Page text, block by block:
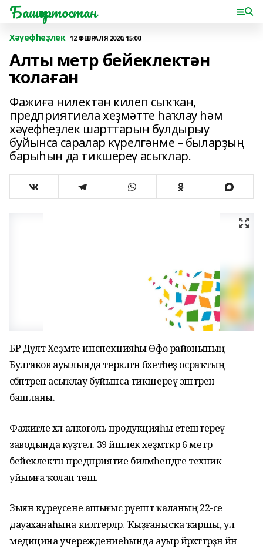
Башҡортостан
Хәүефһеҙлек 12 ФЕВРАЛЯ 2020, 15:00
Алты метр бейеклектән
ҡолаған
Фажиғә нилектән килеп сыҡҡан,
предприятиела хеҙмәтте һаҡлау һәм
хәүефһеҙлек шарттарын булдырыу
буйынса саралар күрелгәнме – быларҙың
барыһын да тикшереү асыҡлар.
БР Дәүләт Хеҙмәте инспекцияһы Өфө районының
Булгаков ауылында теркәлгән бәхетһеҙ осраҡтың
сәбәптәрен асыҡлау буйынса тикшереү эштәрен
башланы.
Фажиғәле хәл алкоголь продукцияһы етештереү
заводында күҙәтелә. 39 йәшлек хеҙмәткәр 6 метр
бейеклектән предприятие биләмәһендәге техник
уйымға ҡолап төшә.
Зыян күреүсене ашығыс рәүештә ҡаланың 22-се
дауаханаһына килтерәләр. Ҡыҙғанысҡа ҡаршы, ул
медицина учереждениеһында ауыр йәрәхәттәрҙән йән